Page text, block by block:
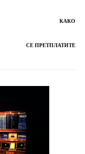
КАКО
СЕ ПРЕТПЛАТИТЕ